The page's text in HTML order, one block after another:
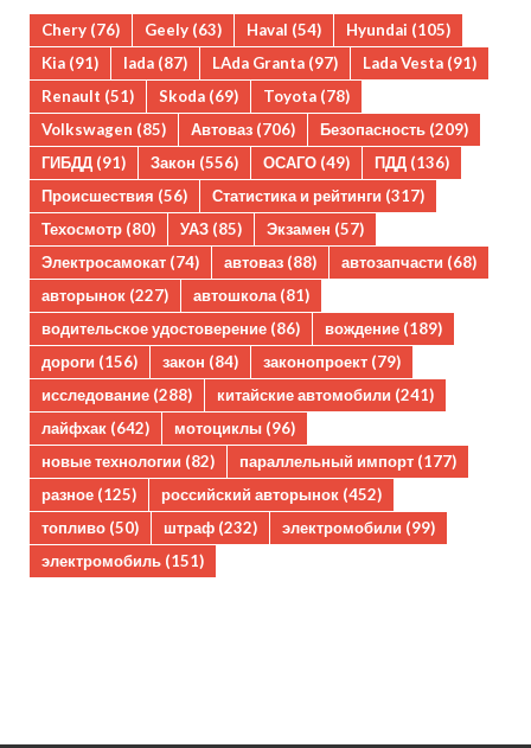
Chery (76) Geely (63) Haval (54) Hyundai (105)
Kia (91) lada (87) LAda Granta (97) Lada Vesta (91)
Renault (51) Skoda (69) Toyota (78)
Volkswagen (85) Автоваз (706) Безопасность (209)
ГИБДД (91) Закон (556) ОСАГО (49) ПДД (136)
Происшествия (56) Статистика и рейтинги (317)
Техосмотр (80) УАЗ (85) Экзамен (57)
Электросамокат (74) автоваз (88) автозапчасти (68)
авторынок (227) автошкола(81)
водительское удостоверение (86) вождение (189)
дороги (156) закон (84) законопроект (79)
исследование (288) китайские автомобили (241)
лайфхак (642) мотоциклы (96)
новые технологии (82) параллельный импорт (177)
разное (125) российский авторынок (452)
топливо (50) штраф (232) электромобили (99)
электромобиль (151)